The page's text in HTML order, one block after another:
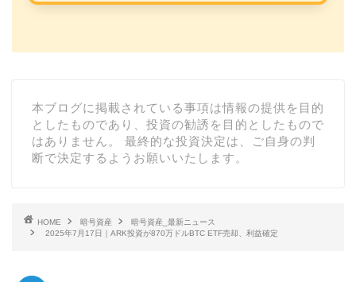
本ブログに掲載されている事項は情報の提供を目的
としたものであり、投資の勧誘を目的としたもので
はありません。 最終的な投資決定は、ご自身の判
断で決定するようお願いいたします。
HOME 暗号資産
暗号資産_最新ニュース
2025年7月17日｜ARK投資が870万ドルBTC ETF売却、利益確定